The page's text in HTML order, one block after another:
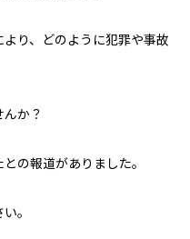
り、どのように犯罪や事故
か？
の報道がありました。
。